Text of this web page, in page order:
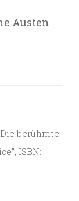
Austen
berühmte
ISBN: